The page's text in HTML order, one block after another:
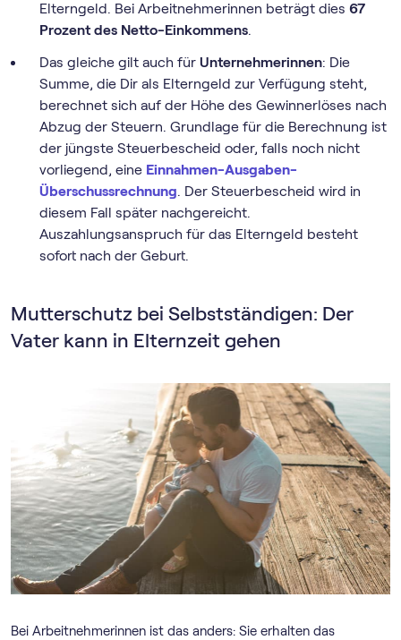
Elterngeld. Bei Arbeitnehmerinnen beträgt dies 67
Prozent des Netto-Einkommens.
Das gleiche gilt auch für Unternehmerinnen: Die
Summe, die Dir als Elterngeld zur Verfügung steht,
berechnet sich auf der Höhe des Gewinnerlöses nach
Abzug der Steuern. Grundlage für die Berechnung ist
der jüngste Steuerbescheid oder, falls noch nicht
vorliegend, eine Einnahmen-Ausgaben-
Überschussrechnung. Der Steuerbescheid wird in
diesem Fall später nachgereicht.
Auszahlungsanspruch für das Elterngeld besteht
sofort nach der Geburt.
Mutterschutz bei Selbstständigen: Der
Vater kann in Elternzeit gehen
Bei Arbeitnehmerinnen ist das anders: Sie erhalten das